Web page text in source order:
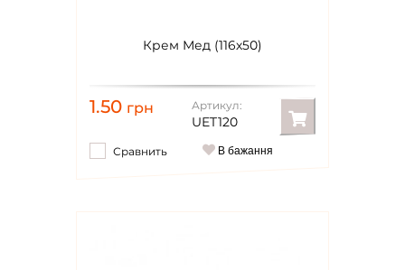
Крем Мед (116х50)
1.50 грн Артикул:
UET120
Сравнить В бажання